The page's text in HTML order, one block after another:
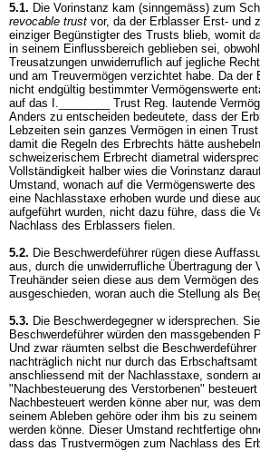
5.1. Die Vorinstanz kam (sinngemäss) zum
revocable trust vor, da der Erblasser Erst- und
einziger Begünstigter des Trusts blieb, womit
in seinem Einflussbereich geblieben sei,
Treusatzungen unwiderruflich auf jegliche
und am Treuvermögen verzichtet habe. Da der
nicht endgültig bestimmter Vermögenswerte
auf das I.________ Trust Reg. lautende
Anders zu entscheiden bedeutete, dass der
Lebzeiten sein ganzes Vermögen in einen
damit die Regeln des Erbrechts hätte
schweizerischem Erbrecht diametral
Vollständigkeit halber wies die Vorinstanz
Umstand, wonach auf die Vermögenswerte
eine Nachlasstaxe erhoben wurde und diese
aufgeführt wurden, nicht dazu führe, dass die
Nachlass des Erblassers fielen.
5.2. Die Beschwerdeführer rügen diese
aus, durch die unwiderrufliche Übertragung der
Treuhänder seien diese aus dem Vermögen
ausgeschieden, woran auch die Stellung als
5.3. Die Beschwerdegegner w idersprechen.
Beschwerdeführer würden den massgebenden
Und zwar räumten selbst die
nachträglich nicht nur durch das
anschliessend mit der Nachlasstaxe, sondern
"Nachbesteuerung des Verstorbenen"
Nachbesteuert werden könne aber nur, was
seinem Ableben gehöre oder ihm bis zu
werden könne. Dieser Umstand rechtfertige
dass das Trustvermögen zum Nachlass des